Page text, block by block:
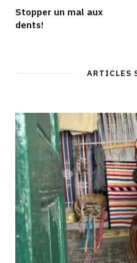
Stopper un mal aux
dents!
ARTICLES